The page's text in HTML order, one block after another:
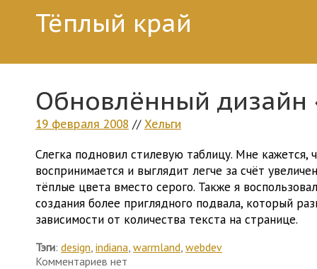
Тёплый край
Обновлённый дизайн
19 февраля 2008 // Хельги
Слегка подновил стилевую таблицу. Мне кажется,
воспринимается и выглядит легче за счёт
тёплые цвета вместо серого. Также я
создания более приглядного подвала, который
зависимости от количества текста на странице.
Тэги: design indiana warmland webdev
Комментариев нет